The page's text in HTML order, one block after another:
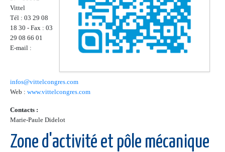
Vittel
Tél : 03 29 08
18 30 - Fax : 03
29 08 66 01
E-mail :
infos@vittelcongres.com
Web : www.vittelcongres.com
Contacts :
Marie-Paule Didelot
Zone d'activité et pôle mécanique